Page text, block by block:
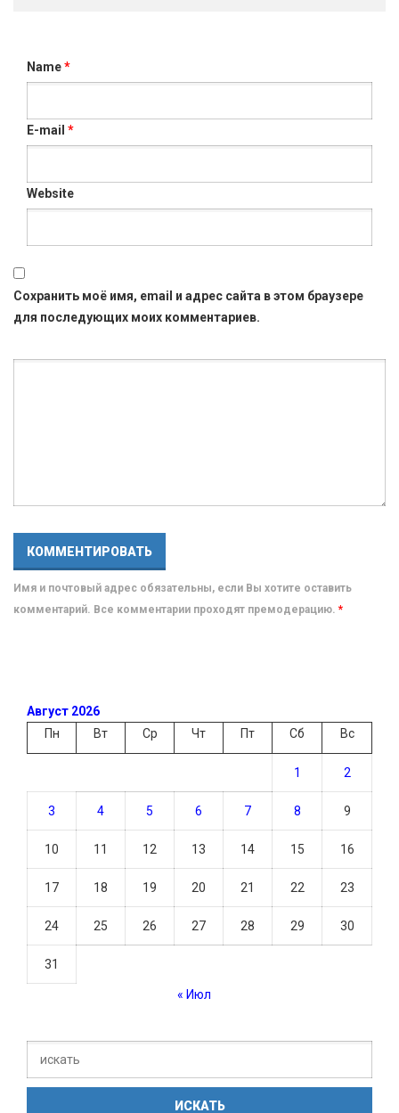
Name*
E-mail *
Website
Сохранить моё имя, email и адрес сайта в этом браузере
для последующих моих комментариев.
Имя и почтовый адрес обязательны, если Вы хотите оставить
комментарий. Все комментарии проходят премодерацию. *
Август 2026
Пн
Вт Ср Чт Пт Сб Вс
1 2
3 4 5 6 7 8 9
10 11 12 13 14 15 16
17 18 19 20 21 22 23
24 25 26 27 28 29 30
31
« Июл